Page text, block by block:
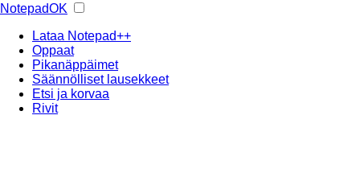
NotepadOK
Lataa Notepad++
Oppaat
Pikanäppäimet
Säännölliset lausekkeet
Etsi ja korvaa
Rivit